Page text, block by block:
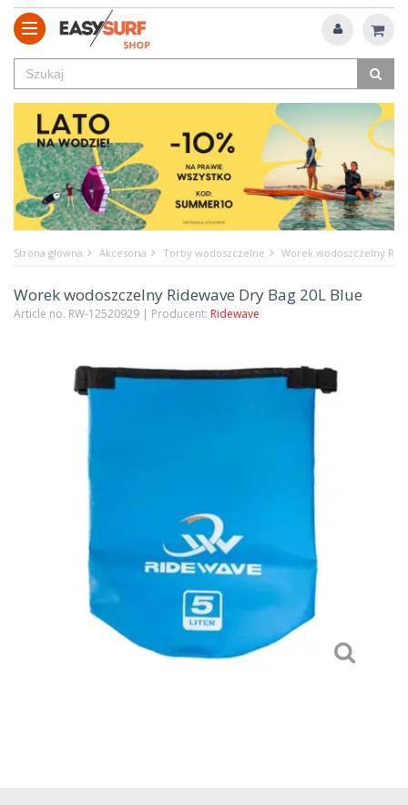
Strona główna Akcesoria Torby wodoszczelne Worek wodoszczelny
Worek wodoszczelny Ridewave Dry Bag 20L Blue
Article no. RW-12520929 | Producent: Ridewave